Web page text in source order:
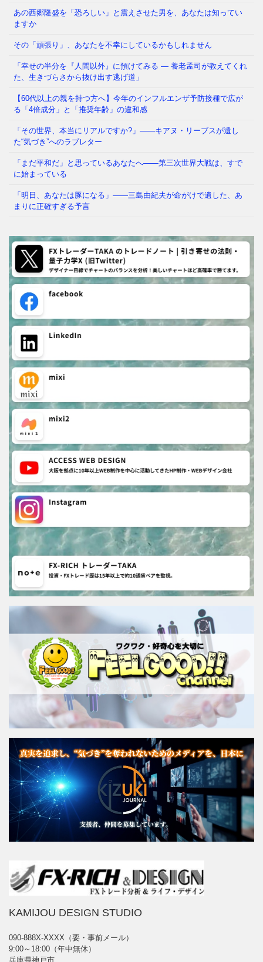
「当たり前」でした。鍵を⇒ 続きを読む
あの西郷隆盛を「恐ろしい」と震えさせた男を、あなたは知ってい
ますか
その「頑張り」、あなたを不幸にしているかもしれません
「幸せの半分を『人間以外』に預けてみる ― 養老孟司が教えてくれ
た、生きづらさから抜け出す逃げ道」
【60代以上の親を持つ方へ】今年のインフルエンザ予防接種で広が
る「4倍成分」と「推奨年齢」の違和感
「その世界、本当にリアルですか?」——キアヌ・リーブスが遺し
た“気づき”へのラブレター
「まだ平和だ」と思っているあなたへ——第三次世界大戦は、すで
に始まっている
「明日、あなたは豚になる」——三島由紀夫が命がけで遺した、あ
まりに正確すぎる予言
KAMIJOU DESIGN STUDIO
090-888X-XXXX（要・事前メール）
9:00～18:00（年中無休）
兵庫県神戸市